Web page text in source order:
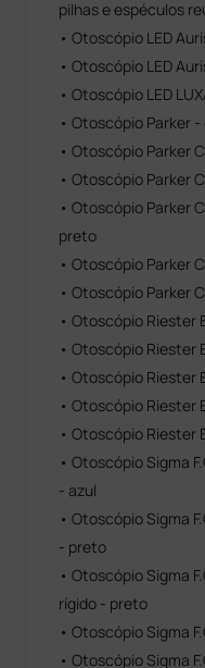
pilhas e espéculos
• Otoscópio LED
• Otoscópio LED
• Otoscópio LED
• Otoscópio Parker
• Otoscópio Parker
• Otoscópio Parker
• Otoscópio Parker
preto
• Otoscópio Parker
• Otoscópio Parker
• Otoscópio Riester
• Otoscópio Riester
• Otoscópio Riester
• Otoscópio Riester
• Otoscópio Sigma
- azul
• Otoscópio Sigma
- preto
• Otoscópio Sigma
rígido - preto
• Otoscópio Sigma
• Otoscópio Sigma